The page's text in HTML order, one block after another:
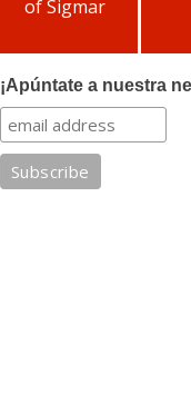
of Sigmar
¡Apúntate a nuestra